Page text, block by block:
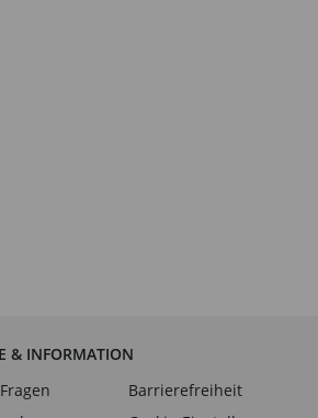
& INFORMATION
Barrierefreiheit